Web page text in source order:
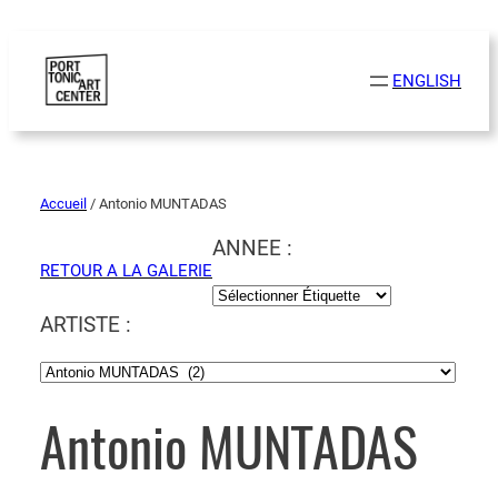
ENGLISH
Accueil / Antonio MUNTADAS
RETOUR A LA GALERIE
ANNEE :
ARTISTE :
Antonio MUNTADAS